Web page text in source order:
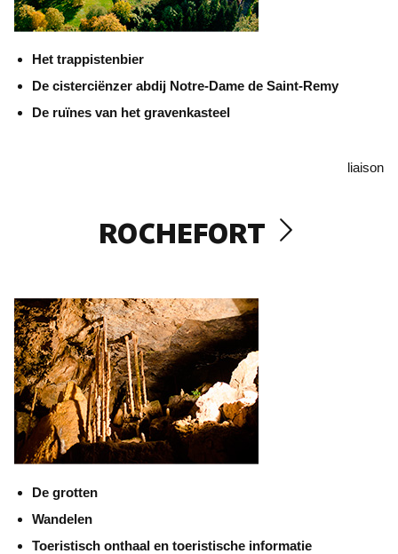
Het trappistenbier
De cisterciënzer abdij Notre-Dame de Saint-Remy
De ruïnes van het gravenkasteel
liaison
ROCHEFORT
De grotten
Wandelen
Toeristisch onthaal en toeristische informatie